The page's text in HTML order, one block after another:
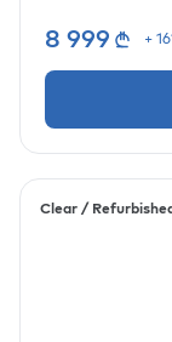
8 999 +
Clear /